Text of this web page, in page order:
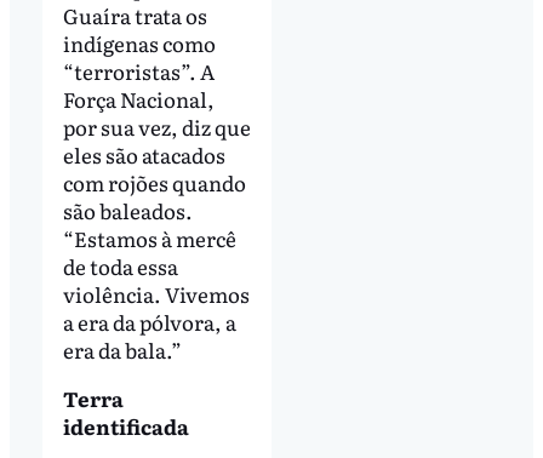
Guaíra trata os
indígenas como
“terroristas”. A
Força Nacional,
por sua vez, diz que
eles são atacados
com rojões quando
são baleados.
“Estamos à mercê
de toda essa
violência. Vivemos
a era da pólvora, a
era da bala.”
Terra
identificada